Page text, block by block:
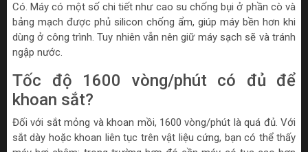
Có. Máy có một số chi tiết như cao su chống bụi ở phần cò và
bảng mạch được phủ silicon chống ẩm, giúp máy bền hơn khi
dùng ở công trình. Tuy nhiên vẫn nên giữ máy sạch sẽ và tránh
ngập nước.
Tốc độ 1600 vòng/phút có đủ để
khoan sắt?
Đối với sắt mỏng và khoan mồi, 1600 vòng/phút là quá đủ. Với
sắt dày hoặc khoan liên tục trên vật liệu cứng, bạn có thể thấy